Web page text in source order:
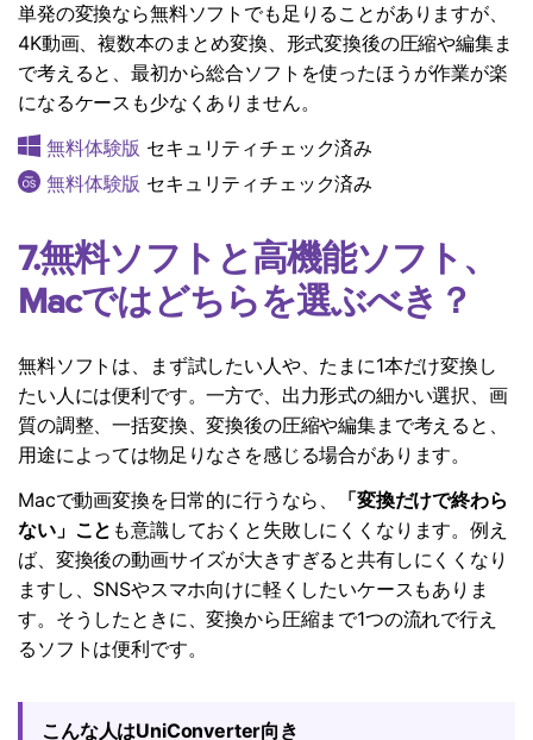
単発の変換なら無料ソフトでも足りることがありますが、
4K動画、複数本のまとめ変換、形式変換後の圧縮や編集ま
で考えると、最初から総合ソフトを使ったほうが作業が楽
になるケースも少なくありません。
無料体験版 セキュリティチェック済み
無料体験版 セキュリティチェック済み
7.無料ソフトと高機能ソフト、
Macではどちらを選ぶべき？
無料ソフトは、まず試したい人や、たまに1本だけ変換し
たい人には便利です。一方で、出力形式の細かい選択、画
質の調整、一括変換、変換後の圧縮や編集まで考えると、
用途によっては物足りなさを感じる場合があります。
Macで動画変換を日常的に行うなら、
「変換だけで終わら
ない」こと も意識しておくと失敗しにくくなります。例え
ば、変換後の動画サイズが大きすぎると共有しにくくなり
ますし、SNSやスマホ向けに軽くしたいケースもありま
す。そうしたときに、変換から圧縮まで1つの流れで行え
るソフトは便利です。
こんな人はUniConverter向き